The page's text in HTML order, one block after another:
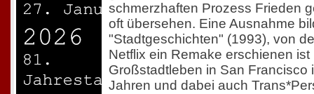
schmerzhaften Prozess Frieden
oft übersehen. Eine Ausnahme
"Stadtgeschichten" (1993), von
Netflix ein Remake erschienen
Großstadtleben in San Francisco
Jahren und dabei auch